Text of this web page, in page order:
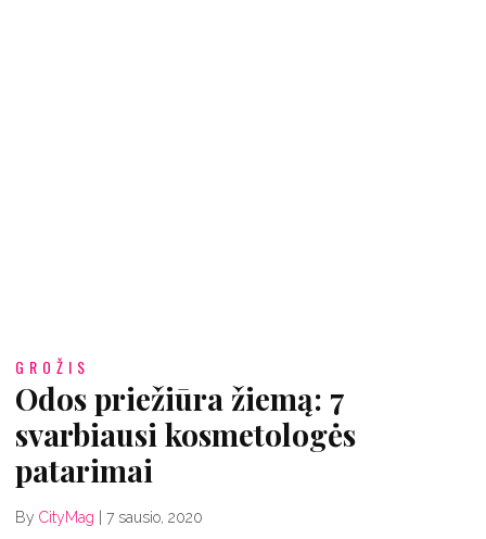
GROŽIS
Odos priežiūra žiemą: 7
svarbiausi kosmetologės
patarimai
By CityMag 7 sausio, 2020